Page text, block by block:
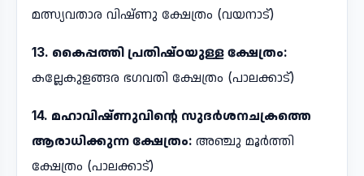
മത്സ്യവതാര വിഷ്ണു ക്ഷേത്രം (വയനാട്)
13. കൈപ്പത്തി പ്രതിഷ്ഠയുള്ള ക്ഷേത്രം:
കല്ലേകുളങ്ങര ഭഗവതി ക്ഷേത്രം (പാലക്കാട്)
14. മഹാവിഷ്ണുവിന്റെ സുദർശനചക്രത്തെ
ആരാധിക്കുന്ന ക്ഷേത്രം: അഞ്ചു മൂർത്തി
ക്ഷേത്രം (പാലക്കാട്)